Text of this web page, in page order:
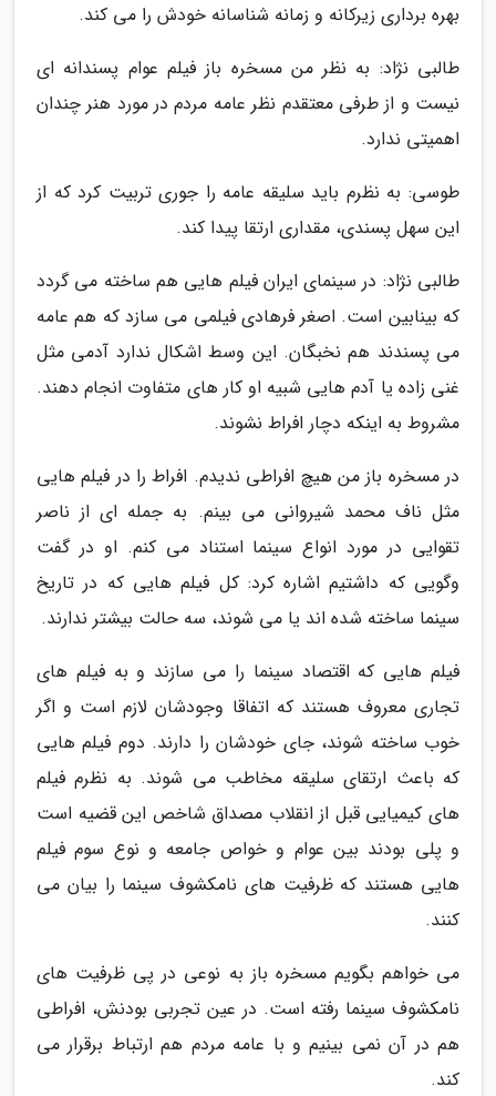
بهره برداری زیرکانه و زمانه شناسانه خودش را می کند.
طالبی نژاد: به نظر من مسخره باز فیلم عوام پسندانه ای
نیست و از طرفی معتقدم نظر عامه مردم در مورد هنر چندان
اهمیتی ندارد.
طوسی: به نظرم باید سلیقه عامه را جوری تربیت کرد که از
این سهل پسندی، مقداری ارتقا پیدا کند.
طالبی نژاد: در سینمای ایران فیلم هایی هم ساخته می گردد
که بینابین است. اصغر فرهادی فیلمی می سازد که هم عامه
می پسندند هم نخبگان. این وسط اشکال ندارد آدمی مثل
غنی زاده یا آدم هایی شبیه او کار های متفاوت انجام دهند.
مشروط به اینکه دچار افراط نشوند.
در مسخره باز من هیچ افراطی ندیدم. افراط را در فیلم هایی
مثل ناف محمد شیروانی می بینم. به جمله ای از ناصر
تقوایی در مورد انواع سینما استناد می کنم. او در گفت
وگویی که داشتیم اشاره کرد: کل فیلم هایی که در تاریخ
سینما ساخته شده اند یا می شوند، سه حالت بیشتر ندارند.
فیلم هایی که اقتصاد سینما را می سازند و به فیلم های
تجاری معروف هستند که اتفاقا وجودشان لازم است و اگر
خوب ساخته شوند، جای خودشان را دارند. دوم فیلم هایی
که باعث ارتقای سلیقه مخاطب می شوند. به نظرم فیلم
های کیمیایی قبل از انقلاب مصداق شاخص این قضیه است
و پلی بودند بین عوام و خواص جامعه و نوع سوم فیلم
هایی هستند که ظرفیت های نامکشوف سینما را بیان می
کنند.
می خواهم بگویم مسخره باز به نوعی در پی ظرفیت های
نامکشوف سینما رفته است. در عین تجربی بودنش، افراطی
هم در آن نمی بینیم و با عامه مردم هم ارتباط برقرار می
کند.